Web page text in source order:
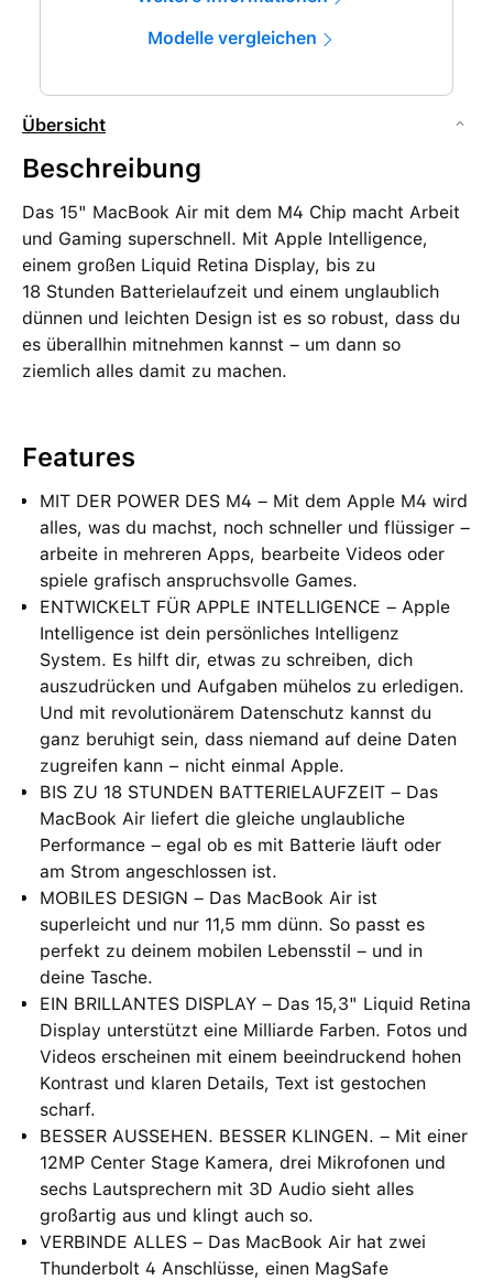
Modelle vergleichen
Übersicht
Beschreibung
Das 15" MacBook Air mit dem M4 Chip macht Arbeit
und Gaming superschnell. Mit Apple Intelligence,
einem großen Liquid Retina Display, bis zu
18 Stunden Batterielaufzeit und einem unglaublich
dünnen und leichten Design ist es so robust, dass du
es überallhin mitnehmen kannst – um dann so
ziemlich alles damit zu machen.
Features
MIT DER POWER DES M4 – Mit dem Apple M4 wird
alles, was du machst, noch schneller und flüssiger –
arbeite in mehreren Apps, bearbeite Videos oder
spiele grafisch anspruchsvolle Games.
ENTWICKELT FÜR APPLE INTELLIGENCE – Apple
Intelligence ist dein persönliches Intelligenz
System. Es hilft dir, etwas zu schreiben, dich
auszudrücken und Aufgaben mühelos zu erledigen.
Und mit revolutionärem Datenschutz kannst du
ganz beruhigt sein, dass niemand auf deine Daten
zugreifen kann − nicht einmal Apple.
BIS ZU 18 STUNDEN BATTERIELAUFZEIT – Das
MacBook Air liefert die gleiche unglaubliche
Performance – egal ob es mit Batterie läuft oder
am Strom angeschlossen ist.
MOBILES DESIGN – Das MacBook Air ist
superleicht und nur 11,5 mm dünn. So passt es
perfekt zu deinem mobilen Lebensstil – und in
deine Tasche.
EIN BRILLANTES DISPLAY – Das 15,3" Liquid Retina
Display unterstützt eine Milliarde Farben. Fotos und
Videos erscheinen mit einem beein­druckend hohen
Kontrast und klaren Details, Text ist gestochen
scharf.
BESSER AUSSEHEN. BESSER KLINGEN. – Mit einer
12MP Center Stage Kamera, drei Mikrofonen und
sechs Lautsprechern mit 3D Audio sieht alles
großartig aus und klingt auch so.
VERBINDE ALLES – Das MacBook Air hat zwei
Thunderbolt 4 Anschlüsse, einen MagSafe